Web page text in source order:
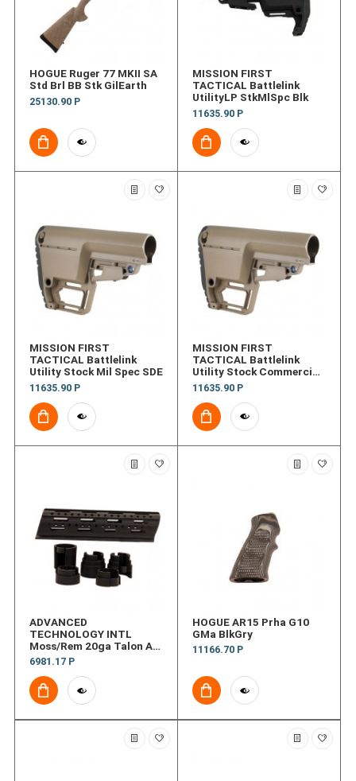
HOGUE Ruger 77 MKII SA
Std Brl BB Stk GilEarth
25130.90 Р
MISSION FIRST
TACTICAL Battlelink
UtilityLP StkMlSpc Blk
11635.90 Р
MISSION FIRST
TACTICAL Battlelink
Utility Stock Mil Spec SDE
11635.90 Р
MISSION FIRST
TACTICAL Battlelink
Utility Stock Commercial
SDE
11635.90 Р
ADVANCED
TECHNOLOGY INTL
Moss/Rem 20ga Talon Al
Forend
6981.17 Р
HOGUE AR15 Prha G10
GMa BlkGry
11166.70 Р